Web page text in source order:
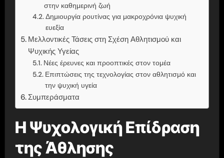
στην καθημερινή ζωή
Δημιουργία ρουτίνας για μακροχρόνια ψυχική
ευεξία
Μελλοντικές Τάσεις στη Σχέση Αθλητισμού και
Ψυχικής Υγείας
Νέες έρευνες και προοπτικές στον τομέα
Επιπτώσεις της τεχνολογίας στον αθλητισμό και
την ψυχική υγεία
Συμπεράσματα
Η Ψυχολογική Επίδραση
της Άθλησης